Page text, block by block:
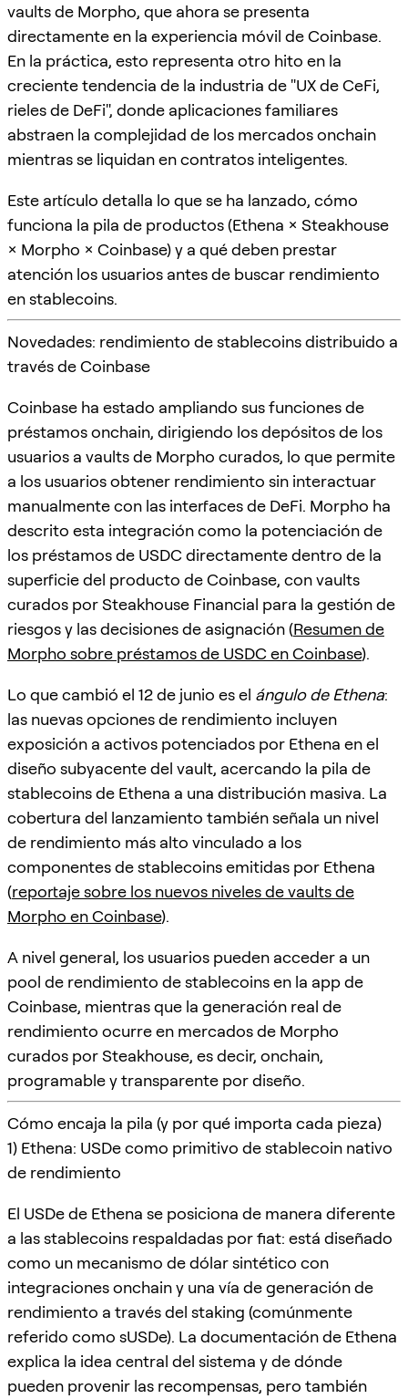
vaults de Morpho, que ahora se presenta
directamente en la experiencia móvil de Coinbase.
En la práctica, esto representa otro hito en la
creciente tendencia de la industria de "UX de CeFi,
rieles de DeFi", donde aplicaciones familiares
abstraen la complejidad de los mercados onchain
mientras se liquidan en contratos inteligentes.
Este artículo detalla lo que se ha lanzado, cómo
funciona la pila de productos (Ethena × Steakhouse
× Morpho × Coinbase) y a qué deben prestar
atención los usuarios antes de buscar rendimiento
en stablecoins.
Novedades: rendimiento de stablecoins distribuido a
través de Coinbase
Coinbase ha estado ampliando sus funciones de
préstamos onchain, dirigiendo los depósitos de los
usuarios a vaults de Morpho curados, lo que permite
a los usuarios obtener rendimiento sin interactuar
manualmente con las interfaces de DeFi. Morpho ha
descrito esta integración como la potenciación de
los préstamos de USDC directamente dentro de la
superficie del producto de Coinbase, con vaults
curados por Steakhouse Financial para la gestión de
riesgos y las decisiones de asignación (Resumen de
Morpho sobre préstamos de USDC en Coinbase).
Lo que cambió el 12 de junio es el ángulo de Ethena:
las nuevas opciones de rendimiento incluyen
exposición a activos potenciados por Ethena en el
diseño subyacente del vault, acercando la pila de
stablecoins de Ethena a una distribución masiva. La
cobertura del lanzamiento también señala un nivel
de rendimiento más alto vinculado a los
componentes de stablecoins emitidas por Ethena
(reportaje sobre los nuevos niveles de vaults de
Morpho en Coinbase).
A nivel general, los usuarios pueden acceder a un
pool de rendimiento de stablecoins en la app de
Coinbase, mientras que la generación real de
rendimiento ocurre en mercados de Morpho
curados por Steakhouse, es decir, onchain,
programable y transparente por diseño.
Cómo encaja la pila (y por qué importa cada pieza)
1) Ethena: USDe como primitivo de stablecoin nativo
de rendimiento
El USDe de Ethena se posiciona de manera diferente
a las stablecoins respaldadas por fiat: está diseñado
como un mecanismo de dólar sintético con
integraciones onchain y una vía de generación de
rendimiento a través del staking (comúnmente
referido como sUSDe). La documentación de Ethena
explica la idea central del sistema y de dónde
pueden provenir las recompensas, pero también